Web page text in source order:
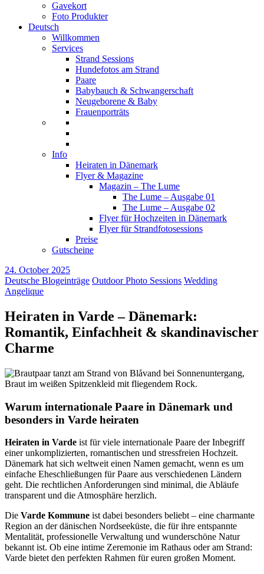
Gavekort
Foto Produkter
Deutsch
Willkommen
Services
Strand Sessions
Hundefotos am Strand
Paare
Babybauch & Schwangerschaft
Neugeborene & Baby
Frauenporträts
Info
Heiraten in Dänemark
Flyer & Magazine
Magazin – The Lume
The Lume – Ausgabe 01
The Lume – Ausgabe 02
Flyer für Hochzeiten in Dänemark
Flyer für Strandfotosessions
Preise
Gutscheine
24. October 2025
Deutsche Blogeinträge Outdoor Photo Sessions Wedding
Angelique
Heiraten in Varde – Dänemark:
Romantik, Einfachheit & skandinavischer
Charme
Warum internationale Paare in Dänemark und
besonders in Varde heiraten
Heiraten in Varde ist für viele internationale Paare der Inbegriff
einer unkomplizierten, romantischen und stressfreien Hochzeit.
Dänemark hat sich weltweit einen Namen gemacht, wenn es um
einfache Eheschließungen für Paare aus verschiedenen Ländern
geht. Die rechtlichen Anforderungen sind minimal, die Abläufe
transparent und die Atmosphäre herzlich.
Die Varde Kommune ist dabei besonders beliebt – eine charmante
Region an der dänischen Nordseeküste, die für ihre entspannte
Mentalität, professionelle Verwaltung und wunderschöne Natur
bekannt ist. Ob eine intime Zeremonie im Rathaus oder am Strand:
Varde bietet den perfekten Rahmen für euren großen Moment.